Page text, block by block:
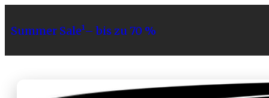
Summer Sale¹– bis zu 70 %